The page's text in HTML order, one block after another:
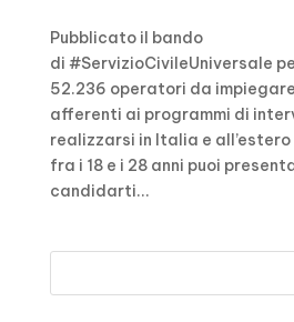
Pubblicato il bando
di #ServizioCivileUniversale
52.236 operatori da
afferenti ai programmi di
realizzarsi in Italia e all’estero
fra i 18 e i 28 anni puoi
candidarti...